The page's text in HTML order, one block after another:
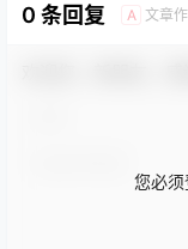
0 条回复 A 文章
您必